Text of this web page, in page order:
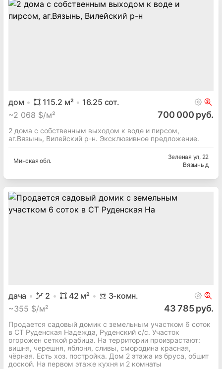
дом 115.2 м² 16.25 сот.
~2 068 $/м² 700 000 руб.
2 дома с собственным выходом к воде и пирсом,
аг.Вязынь, Вилейский р-н. Эксклюзивное предложение.
Минская обл.
Зеленая ул, 22
Вязынь д
дача 2 42 м² 3-комн.
~355 $/м² 43 785 руб.
Продается садовый домик с земельным участком 6 соток
в СТ Руденская Надежда, Руденский с/с. Участок
огорожен сеткой рабица. На территории произрастают:
вишня, черешня, яблоня, сливы, смородина красная,
чёрная. Есть хоз. постройка. Дом 2 этажа из бруса, обшит
доской. На первом этаже кухня и 2 комнаты